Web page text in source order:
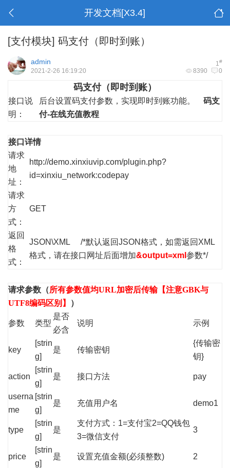
开发文档[X3.4]
[支付模块] 码支付（即时到账）
1#
admin
8390 0
2021-2-26 16:19:20
码支付（即时到账）
接口说
明：
后台设置码支付参数，实现即时到账功能。 码支
付-在线充值教程
接口详情
请求
地
址：
http://demo.xinxiuvip.com/plugin.php?
id=xinxiu_network:codepay
请求
方
式：
GET
返回
格
式：
JSON\XML /*默认返回JSON格式，如需返回XML
格式，请在接口网址后面增加&output=xml 参数*/
请求参数（所有参数值均URL加密后传输【注意GBK与
UTF8编码区别】
）
参数 类型
是否
必含
说明 示例
key
[strin
g]
是 传输密钥
{传输密
钥}
action
[strin
g]
是 接口方法 pay
userna
me
[strin
g]
是 充值用户名 demo1
type
[strin
g]
是
支付方式：1=支付宝2=QQ钱包
3=微信支付
3
price
[strin
g]
是 设置充值金额(必须整数) 2